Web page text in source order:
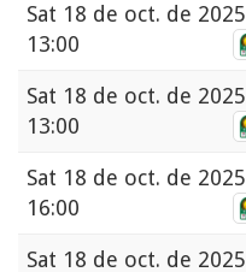
Sat 18 de oct. de 2025
13:00
Sat 18 de oct. de 2025
13:00
Sat 18 de oct. de 2025
16:00
Sat 18 de oct. de 2025